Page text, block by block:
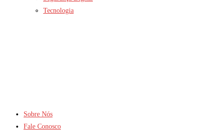
Tecnologia
Sobre Nós
Fale Conosco